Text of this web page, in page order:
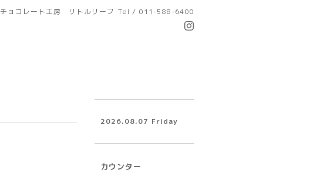
チョコレート工房 リトルリーフ Tel / 011-588-6400
2026.08.07 Friday
カウンター